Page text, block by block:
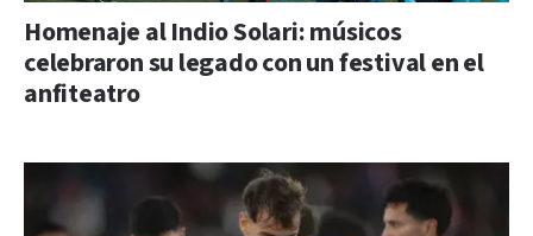
Homenaje al Indio Solari: músicos
celebraron su legado con un festival en el
anfiteatro